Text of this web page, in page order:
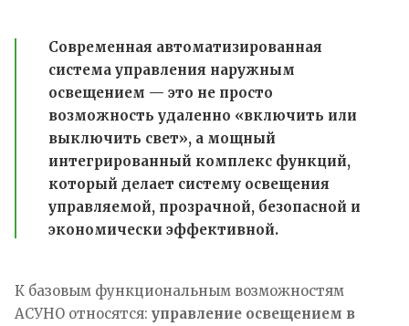
Современная автоматизированная
система управления наружным
освещением — это не просто
возможность удаленно «включить или
выключить свет», а мощный
интегрированный комплекс функций,
который делает систему освещения
управляемой, прозрачной, безопасной и
экономически эффективной.
К базовым функциональным возможностям
АСУНО относятся: управление освещением в